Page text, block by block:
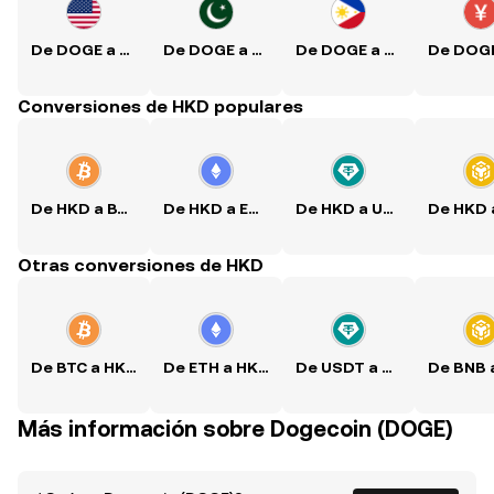
De DOGE a USD De DOGE a PKR De DOGE a PHP
Conversiones de HKD populares
De HKD a BTC De HKD a ETH De HKD a USDT
Otras conversiones de HKD
De BTC a HKD De ETH a HKD De USDT a HKD
Más información sobre Dogecoin (DOGE)